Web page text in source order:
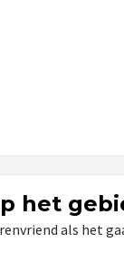
het
als het